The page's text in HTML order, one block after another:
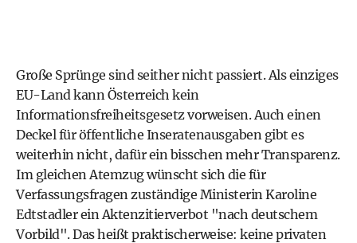
Große Sprünge sind seither nicht passiert. Als einziges
EU-Land kann Österreich kein
Informationsfreiheitsgesetz vorweisen. Auch einen
Deckel für öffentliche Inseratenausgaben gibt es
weiterhin nicht, dafür ein bisschen mehr Transparenz.
Im gleichen Atemzug wünscht sich die für
Verfassungsfragen zuständige MinisterinKaroline
Edtstadlerein Aktenzitierverbot "nach deutschem
Vorbild". Das heißt praktischerweise: keine privaten